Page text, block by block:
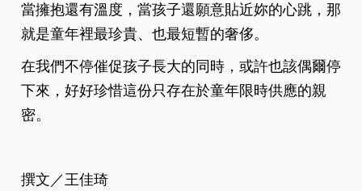
當擁抱還有溫度，當孩子還願意貼近妳的心跳，那
就是童年裡最珍貴、也最短暫的奢侈。
在我們不停催促孩子長大的同時，或許也該偶爾停
下來，好好珍惜這份只存在於童年限時供應的親
密。
撰文／王佳琦